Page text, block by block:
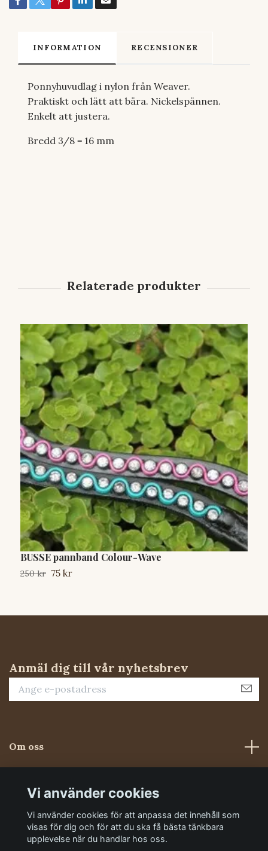
INFORMATION RECENSIONER
Ponnyhuvudlag i nylon från Weaver.
Praktiskt och lätt att bära. Nickelspännen.
Enkelt att justera.
Bredd 3/8 = 16 mm
BUSSE pannband Colour-Wave
250 kr 75 kr
Anmäl dig till vår nyhetsbrev
Om oss
Sociala medier
Vi använder cookies
Vi använder cookies för att anpassa det innehåll som
visas för dig och för att du ska få bästa tänkbara
upplevelse när du handlar hos oss.